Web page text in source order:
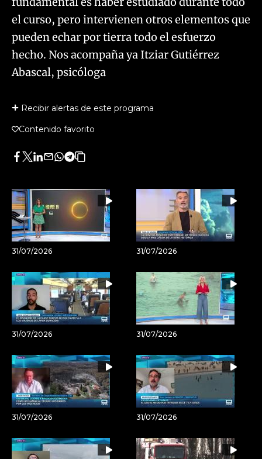
el curso, pero intervienen otros elementos que
pueden echar por tierra todo el esfuerzo
hecho. Nos acompaña ya Itziar Gutiérrez
Abascal, psicóloga
Recibir alertas de este programa
Contenido favorito
Facebook
Twitter
LinkedIn
Enviar
Whatsapp
Telegram
Copiar
artículo
31/07/2026 31/07/2026
31/07/2026 31/07/2026
31/07/2026 31/07/2026